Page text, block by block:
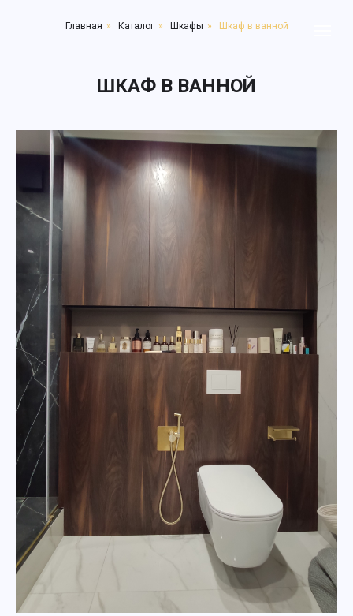
Главная » Каталог » Шкафы » Шкаф в ванной
ШКАФ В ВАННОЙ